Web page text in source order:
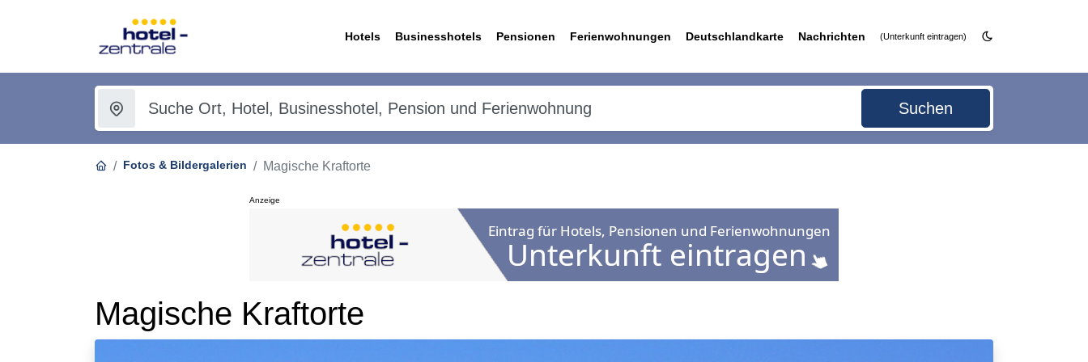
Hotels Businesshotels Pensionen Ferienwohnungen Deutschlandkarte Nachrichten (Unterkunft eintragen)
Suchen
Fotos & Bildergalerien Magische Kraftorte
Anzeige
Magische Kraftorte